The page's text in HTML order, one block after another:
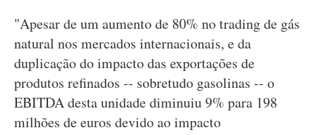
"Apesar de um aumento de 80% no trading de gás
natural nos mercados internacionais, e da
duplicação do impacto das exportações de
produtos refinados -- sobretudo gasolinas -- o
EBITDA desta unidade diminuiu 9% para 198
milhões de euros devido ao impacto